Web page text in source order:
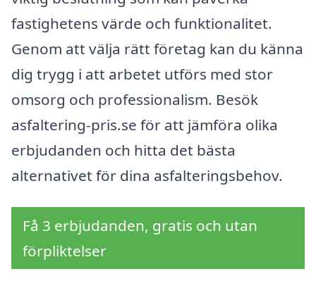
fastighetens värde och funktionalitet.
Genom att välja rätt företag kan du känna
dig trygg i att arbetet utförs med stor
omsorg och professionalism. Besök
asfaltering-pris.se för att jämföra olika
erbjudanden och hitta det bästa
alternativet för dina asfalteringsbehov.
Få 3 erbjudanden, gratis och utan
förpliktelser